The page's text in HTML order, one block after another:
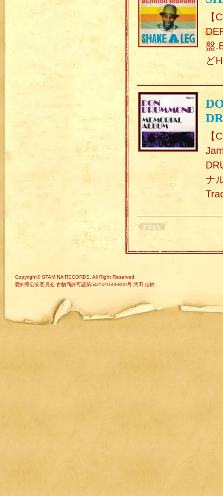
【
盤
ど
【
ナ
Copyright© STAMINA RECORDS. All Right Reserved.
愛知県公安委員会 古物商許可証第542521606800号 武田 佳樹